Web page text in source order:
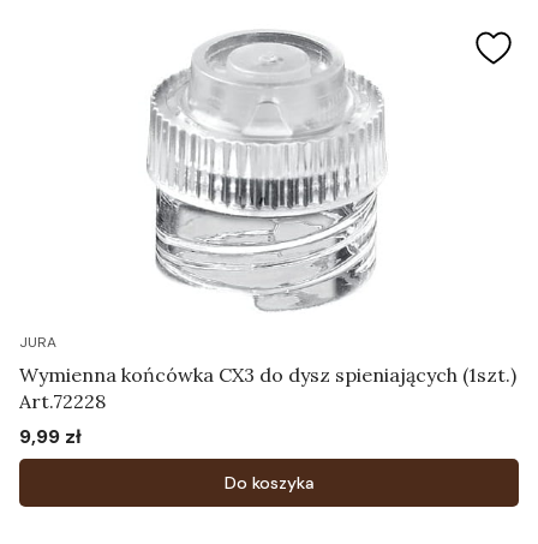
JURA
Wymienna końcówka CX3 do dysz spieniających (1szt.)
Art.72228
Cena
9,99 zł
Do koszyka